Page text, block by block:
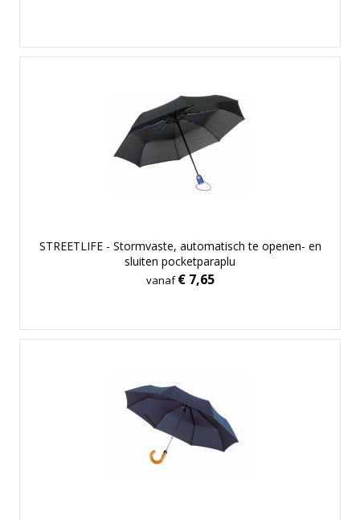
STREETLIFE - Stormvaste, automatisch te openen- en
sluiten pocketparaplu
vanaf€ 7,65